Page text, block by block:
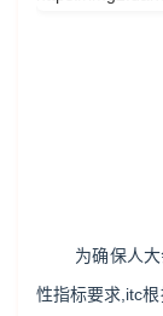
为确保人
性指标要求,itc